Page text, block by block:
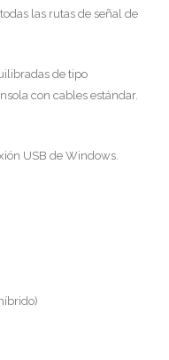
las rutas de señal de
de tipo
con cables estándar.
USB de Windows.